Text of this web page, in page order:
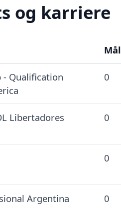
og karriere
Mål
- Qualification
0
Libertadores 0
0
Argentina 0